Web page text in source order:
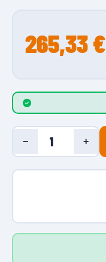
265,33 €
− +